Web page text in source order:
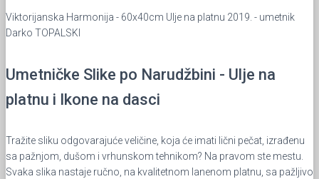
Viktorijanska Harmonija - 60x40cm Ulje na platnu 2019. - umetnik
Darko TOPALSKI
Umetničke Slike po Narudžbini - Ulje na
platnu i Ikone na dasci
Tražite sliku odgovarajuće veličine, koja će imati lični pečat, izrađenu
sa pažnjom, dušom i vrhunskom tehnikom? Na pravom ste mestu.
Svaka slika nastaje ručno, na kvalitetnom lanenom platnu, sa pažljivo